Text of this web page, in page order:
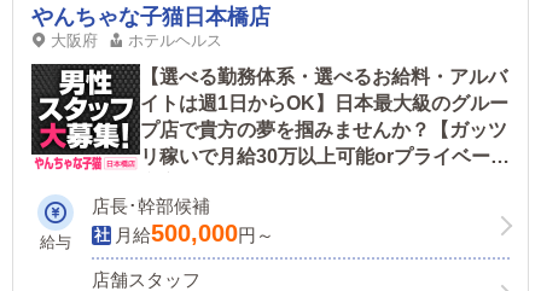
やんちゃな子猫日本橋店
大阪府 ホテルヘルス
【選べる勤務体系・選べるお給料・アルバ
イトは週1日からOK】日本最大級のグルー
プ店で貴方の夢を掴みませんか？【ガッツ
リ稼いで月給30万以上可能orプライベート
給与
店長･幹部候補
月給500,000円～
店舗スタッフ